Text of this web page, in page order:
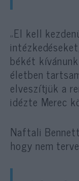
„El kell
békét
életben
elveszítjük a
idézte Merec
Naftali
hogy nem